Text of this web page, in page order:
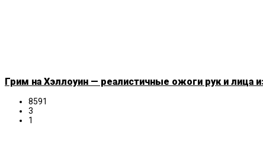
Грим на Хэллоуин — реалистичные ожоги рук и лица
8591
3
1